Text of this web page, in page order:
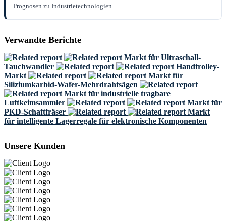
Prognosen zu Industrietechnologien.
Verwandte Berichte
Markt für Ultraschall-
Tauchwandler
Handtrolley-
Markt
Markt für
Siliziumkarbid-Wafer-Mehrdrahtsägen
Markt für industrielle tragbare
Luftkeimsammler
Markt für
PKD-Schaftfräser
Markt
für intelligente Lagerregale für elektronische Komponenten
Unsere Kunden